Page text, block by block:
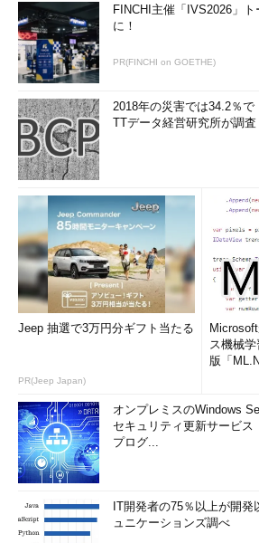
FINCHI主催「IVS2026」
に！
PR(FINCHI on GOETHE)
2018年の災害では34.2％
TTデータ経営研究所が調査
Jeep 抽選で3万円分ギフト当たる
PR(Jeep Japan)
ス機械
版「
オンプレミスのWindows
セキュリティ更新サービ
プログ...
IT開発者の75％以上が開発
ュニケーションズ調べ